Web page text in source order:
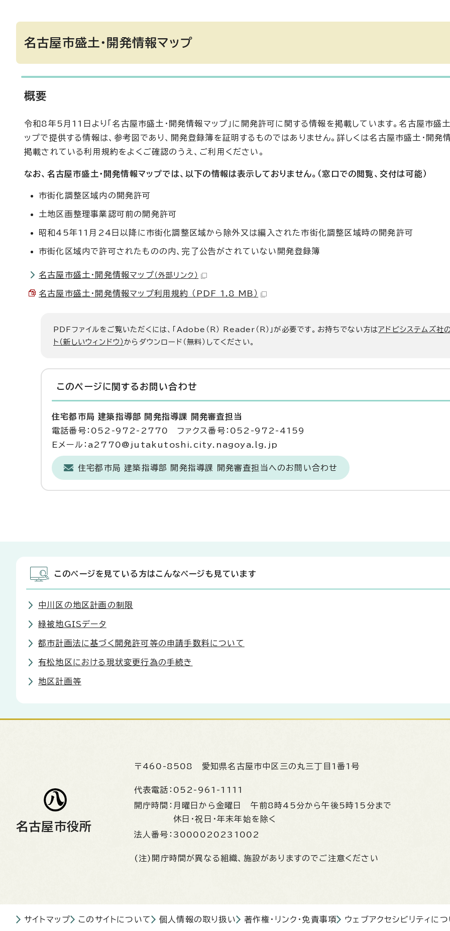
名古屋市盛土・開発情報マップ
概要
令和8年5月11日より「名古屋市盛土・開発情報マップ」に開発許可に関する情報を掲載しています。名古屋市盛
ップで提供する情報は、参考図であり、開発登録簿を証明するものではありません。詳しくは名古屋市盛土・開発
掲載されている利用規約をよくご確認のうえ、ご利用ください。
なお、名古屋市盛土・開発情報マップでは、以下の情報は表示しておりません。（窓口での閲覧、交付は可能）
市街化調整区域内の開発許可
土地区画整理事業認可前の開発許可
昭和45年11月24日以降に市街化調整区域から除外又は編入された市街化調整区域時の開発許可
市街化区域内で許可されたものの内、完了公告がされていない開発登録簿
名古屋市盛土・開発情報マップ （外部リンク）
名古屋市盛土・開発情報マップ利用規約 （PDF 1.8 MB）
PDFファイルをご覧いただくには、「Adobe（R） Reader（R）」が必要です。お持ちでない方はアドビシステムズ社
ト（新しいウィンドウ）からダウンロード（無料）してください。
このページに関する お問い合わせ
住宅都市局 建築指導部 開発指導課 開発審査担当
電話番号：052-972-2770 ファクス番号：052-972-4159
Eメール：a2770@jutakutoshi.city.nagoya.lg.jp
住宅都市局 建築指導部 開発指導課 開発審査担当へのお問い合わせ
このページを見ている方はこんなページも見ています
中川区の地区計画の制限
緑被地GISデータ
都市計画法に基づく開発許可等の申請手数料について
有松地区における現状変更行為の手続き
地区計画等
名古屋市役所
〒460-8508 愛知県名古屋市中区三の丸三丁目1番1号
代表電話： 052-961-1111
開庁時間： 月曜日から金曜日 午前8時45分から午後5時15分まで
休日・祝日・年末年始を除く
法人番号： 3000020231002
(注)開庁時間が異なる組織、施設がありますのでご注意ください
サイトマップ このサイトについて 個人情報の取り扱い 著作権・リンク・免責事項 ウェブアクセシビリティに